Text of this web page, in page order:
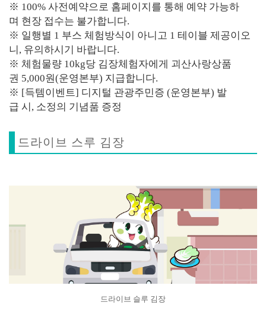
※ 100% 사전예약으로 홈페이지를 통해 예약 가능하
며 현장 접수는 불가합니다.
※ 일행별 1 부스 체험방식이 아니고 1 테이블 제공이오
니, 유의하시기 바랍니다.
※ 체험물량 10kg당 김장체험자에게 괴산사랑상품
권 5,000원(운영본부) 지급합니다.
※ [득템이벤트] 디지털 관광주민증 (운영본부) 발
급 시, 소정의 기념품 증정
드라이브 스루 김장
드라이브 슬루 김장